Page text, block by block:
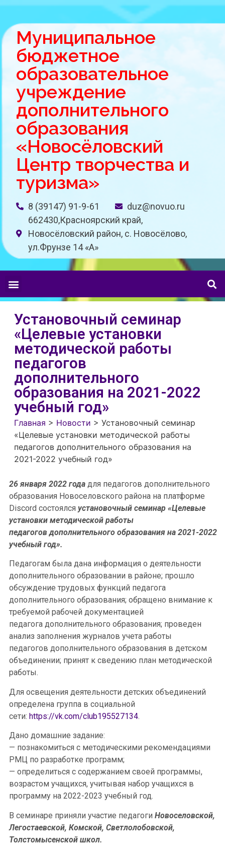
Муниципальное
бюджетное
образовательное
учреждение
дополнительного
образования
«Новосёловский
Центр творчества и
туризма»
8 (39147) 91-9-61
duz@novuo.ru
662430,Красноярский край,
Новосёловский район, с. Новосёлово,
ул.Фрунзе 14 «A»
Установочный семинар
«Целевые установки
методической работы
педагогов
дополнительного
образования на 2021-2022
учебный год»
Главная > Новости > Установочный семинар
«Целевые установки методической работы
педагогов дополнительного образования на
2021-2022 учебный год»
26 января 2022 года для педагогов дополнительного
образования Новоселовского района на платформе
Discord состоялся установочный семинар «Целевые
установки методической работы
педагогов дополнительного образования на 2021-2022
учебный год».
Педагогам была дана информация о деятельности
дополнительного образовании в районе; прошло
обсуждение трудовых функций педагога
дополнительного образования; обращено внимание к
требуемой рабочей документацией
педагога дополнительного образования; проведен
анализ заполнения журналов учета работы
педагогов дополнительного образования в детском
объединении; принят к сведению план методической
работы.
Для освещения деятельности детских объединений
определена группа в социальной
сети: https://vk.com/club195527134.
Дано домашние задание:
— познакомиться с методическими рекомендациями
РМЦ по разработке программ;
— определиться с содержанием своей программы,
возрастом учащихся, учитывая набор учащихся в
программу на 2022-2023 учебный год.
В семинаре приняли участие педагоги Новоселовской,
Легостаевской, Комской, Светлолобовской,
Толстомысенской школ.